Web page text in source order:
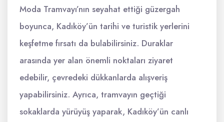
Moda Tramvayı’nın seyahat ettiği güzergah
boyunca, Kadıköy’ün tarihi ve turistik yerlerini
keşfetme fırsatı da bulabilirsiniz. Duraklar
arasında yer alan önemli noktaları ziyaret
edebilir, çevredeki dükkanlarda alışveriş
yapabilirsiniz. Ayrıca, tramvayın geçtiği
sokaklarda yürüyüş yaparak, Kadıköy’ün canlı